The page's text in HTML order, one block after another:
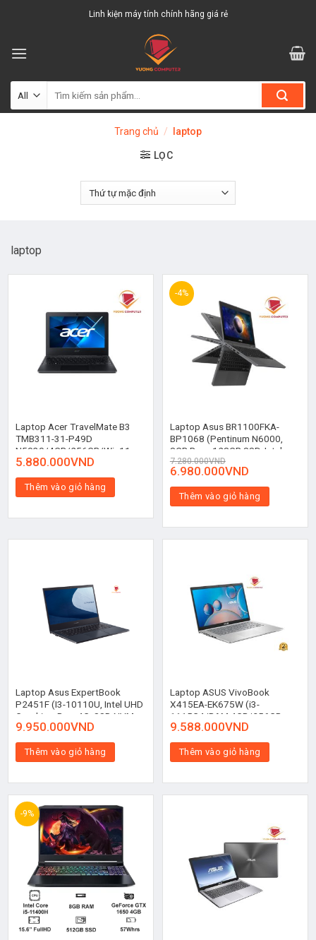
Linh kiện máy tính chính hãng giá rẻ
kiếm:
Trang chủ / laptop
LỌC
laptop
Laptop Acer TravelMate B3
TMB311-31-P49D
N5030/4GB/256GB/Win11
(NX.VNFSV.005)
5.880.000VND
Thêm vào giỏ hàng
-4%
Laptop Asus BR1100FKA-
BP1068 (Pentinum N6000,
8GB Ram, 128GB SSD, Intel
UHD, 11.6 inch HD Cảm ứng,
WiFi 6)
7.280.000VND
6.980.000VND
Thêm vào giỏ hàng
Laptop Asus ExpertBook
P2451F (I3-10110U, Intel UHD
Graphics, Ram 4G, SSD NVMe
256G, No OS, Finger Print,
14.0”HD) (Đen)
9.950.000VND
Thêm vào giỏ hàng
Laptop ASUS VivoBook
X415EA-EK675W (i3-
1115G4/RAM 4GB/256GB
SSD)
9.588.000VND
Thêm vào giỏ hàng
-9%